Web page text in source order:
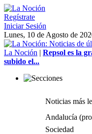
Regístrate
Iniciar Sesión
Lunes, 10 de Agosto de
La Noción | Repsol es la
subido el...
Noticias más
Andalucía
Sociedad